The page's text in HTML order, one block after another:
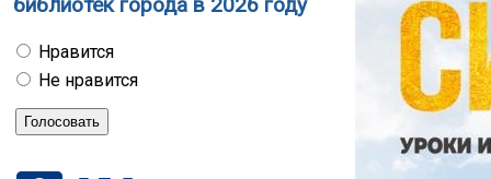
Нравится
Не нравится